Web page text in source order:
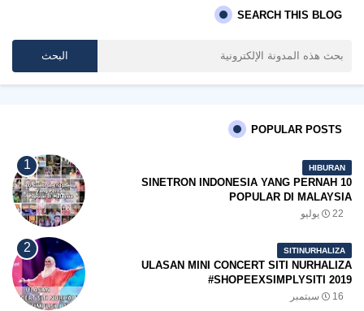
SEARCH THIS BLOG
POPULAR POSTS
HIBURAN
10 SINETRON INDONESIA YANG PERNAH
POPULAR DI MALAYSIA
22 يوليو
SITINURHALIZA
ULASAN MINI CONCERT SITI NURHALIZA
#SHOPEEXSIMPLYSITI 2019
16 سبتمبر